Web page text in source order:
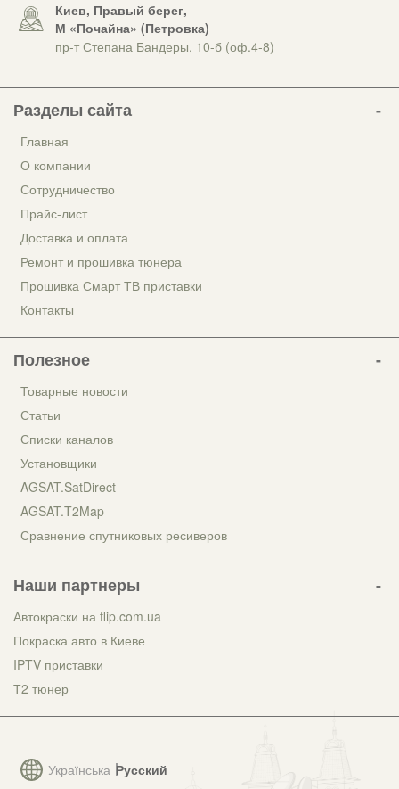
Киев, Правый берег,
М «Почайна» (Петровка)
пр-т Степана Бандеры, 10-б (оф.4-8)
Українська Русский
Разделы сайта
Главная
О компании
Сотрудничество
Прайс-лист
Доставка и оплата
Ремонт и прошивка тюнера
Прошивка Смарт ТВ приставки
Контакты
Полезное
Товарные новости
Статьи
Списки каналов
Установщики
AGSAT.SatDirect
AGSAT.T2Map
Сравнение спутниковых ресиверов
Наши партнеры
Автокраски на flip.com.ua
Покраска авто в Киеве
IPTV приставки
Т2 тюнер